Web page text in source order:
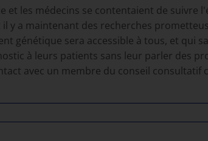
et les médecins se contentaient de
y a maintenant des recherches
génétique sera accessible à tous, et qui
à leurs patients sans leur parler des
avec un membre du conseil